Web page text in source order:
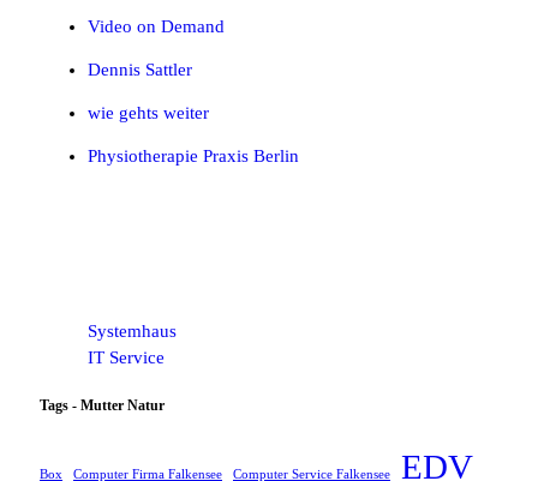
Video on Demand
Dennis Sattler
wie gehts weiter
Physiotherapie Praxis Berlin
Systemhaus
IT Service
Tags - Mutter Natur
Box Computer Firma Falkensee Computer Service Falkensee EDV